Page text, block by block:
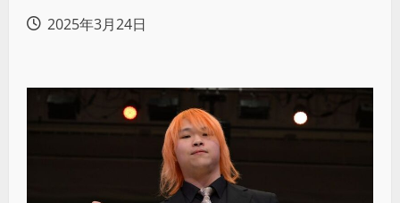
2025年3月24日